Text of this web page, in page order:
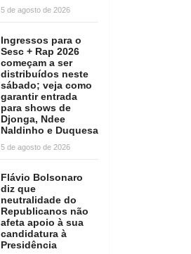
5 de agosto de 2026
Ingressos para o
Sesc + Rap 2026
começam a ser
distribuídos neste
sábado; veja como
garantir entrada
para shows de
Djonga, Ndee
Naldinho e Duquesa
5 de agosto de 2026
Flávio Bolsonaro
diz que
neutralidade do
Republicanos não
afeta apoio à sua
candidatura à
Presidência